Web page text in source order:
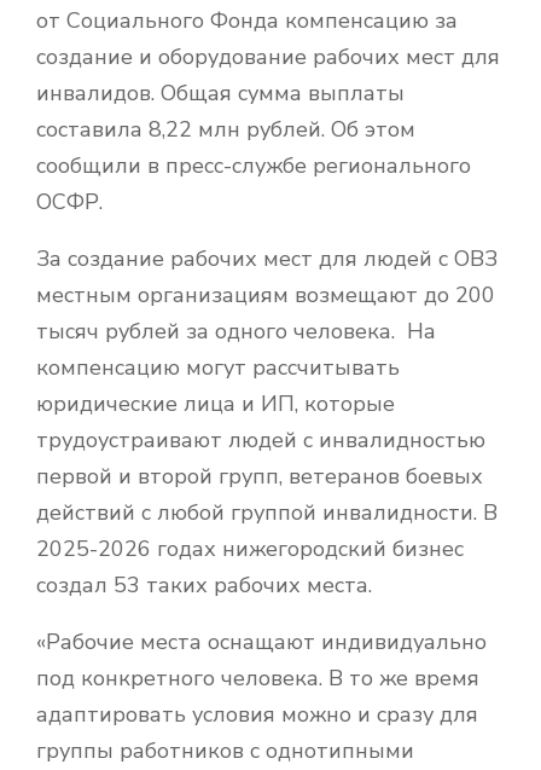
от Социального Фонда компенсацию за
создание и оборудование рабочих мест для
инвалидов. Общая сумма выплаты
составила 8,22 млн рублей. Об этом
сообщили в пресс-службе регионального
ОСФР.
За создание рабочих мест для людей с ОВЗ
местным организациям возмещают до 200
тысяч рублей за одного человека. На
компенсацию могут рассчитывать
юридические лица и ИП, которые
трудоустраивают людей с инвалидностью
первой и второй групп, ветеранов боевых
действий с любой группой инвалидности. В
2025-2026 годах нижегородский бизнес
создал 53 таких рабочих места.
«Рабочие места оснащают индивидуально
под конкретного человека. В то же время
адаптировать условия можно и сразу для
группы работников с однотипными